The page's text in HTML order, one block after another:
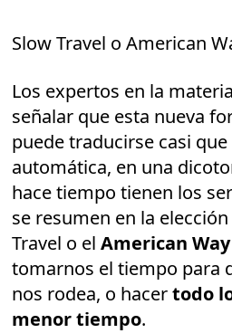
Slow Travel o American
Los expertos en la
señalar que esta nueva
puede traducirse casi
automática, en una
hace tiempo tienen los
se resumen en la
Travel o elAmerican
tomarnos el tiempo para
nos rodea, o hacertodo
menor tiempo.